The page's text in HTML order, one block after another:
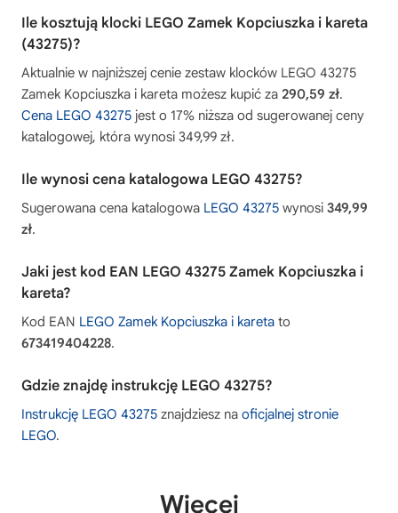
Ile kosztują klocki LEGO Zamek Kopciuszka i kareta
(43275)?
Aktualnie w najniższej cenie zestaw klocków LEGO 43275
Zamek Kopciuszka i kareta możesz kupić za 290,59 zł.
Cena LEGO 43275 jest o 17% niższa od sugerowanej ceny
katalogowej, która wynosi 349,99 zł.
Ile wynosi cena katalogowa LEGO 43275?
Sugerowana cena katalogowa LEGO 43275 wynosi 349,99
zł.
Jaki jest kod EAN LEGO 43275 Zamek Kopciuszka i
kareta?
Kod EAN LEGO Zamek Kopciuszka i kareta to
673419404228.
Gdzie znajdę instrukcję LEGO 43275?
Instrukcję LEGO 43275 znajdziesz na oficjalnej stronie
LEGO.
Więcej